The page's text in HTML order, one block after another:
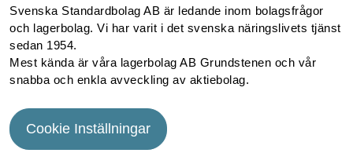
Svenska Standardbolag AB är ledande inom bolagsfrågor
och lagerbolag. Vi har varit i det svenska näringslivets tjänst
sedan 1954.
Mest kända är våra lagerbolag AB Grundstenen och vår
snabba och enkla avveckling av aktiebolag.
Cookie Inställningar